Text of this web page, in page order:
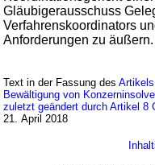
Gläubigerausschuss
Verfahrenskoordinators
Anforderungen zu äußern.
Text in der Fassung des
Bewältigung von
zuletzt geändert durch Artikel 8
21. April 2018